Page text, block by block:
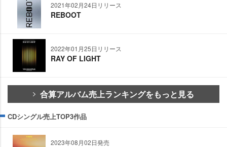
2021年02月24日リリース
REBOOT
2022年01月25日リリース
RAY OF LIGHT
合算アルバム売上ランキングをもっと見る
CDシングル売上TOP3作品
2023年08月02日発売